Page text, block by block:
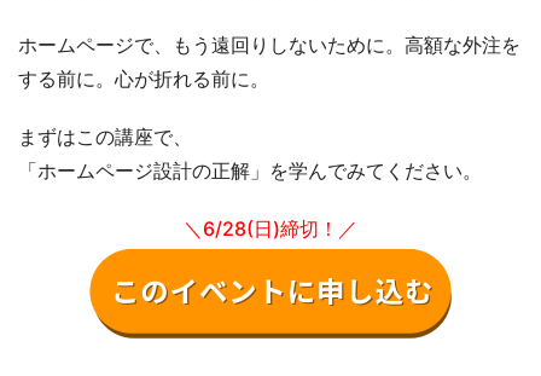
ホームページで、もう遠回りしないために。高額な外注を
する前に。心が折れる前に。
まずはこの講座で、
「ホームページ設計の正解」を学んでみてください。
＼6/28(日)締切！／